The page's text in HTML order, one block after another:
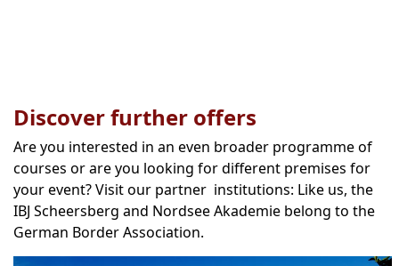
Discover further offers
Are you interested in an even broader programme of
courses or are you looking for different premises for
your event? Visit our partner institutions: Like us, the
IBJ Scheersberg and Nordsee Akademie belong to the
German Border Association.